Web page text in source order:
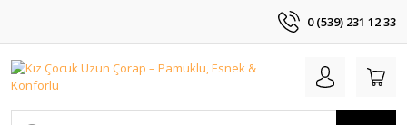
0 (539) 231 12 33